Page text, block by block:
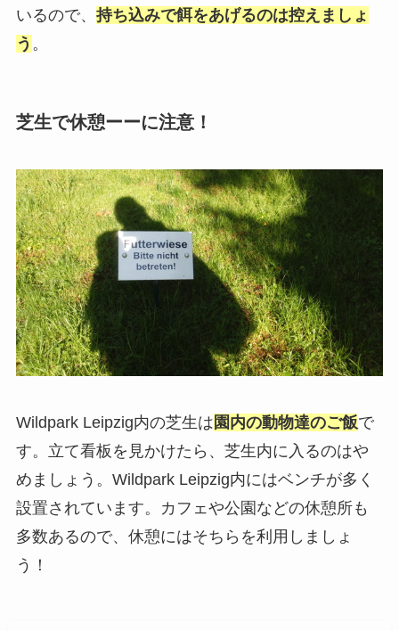
いるので、 持ち込みで餌をあげるのは控えましょ
う 。
芝生で休憩ーーに注意！
Wildpark Leipzig内の芝生は 園内の動物達のご飯で
す。立て看板を見かけたら、芝生内に入るのはや
めましょう。Wildpark Leipzig内にはベンチが多く
設置されています。カフェや公園などの休憩所も
多数あるので、休憩にはそちらを利用しましょ
う！